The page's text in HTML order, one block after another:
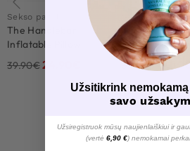
Sekso pagalvė
The Handlebar
Inflatable Pillow
39.90€24.90
Sekso pagalvė
The Droplet
Pillow
34.90€19.90
Užsitikrink
savo
Užsiregistruok mūsų naujienlaiškiui ir
(vertė 6,90 €) nemokamai